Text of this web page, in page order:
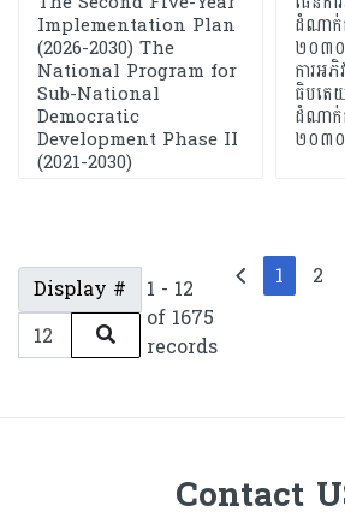
Implementation Plan
(2026-2030) The
National Program for
Sub-National
Democratic
Development Phase II
(2021-2030)
ដំណា
២០៣០
ការអភិ
ធិបតេ
ដំណា
២០៣
Display #
1 - 12
of 1675
records
1 2
Contact